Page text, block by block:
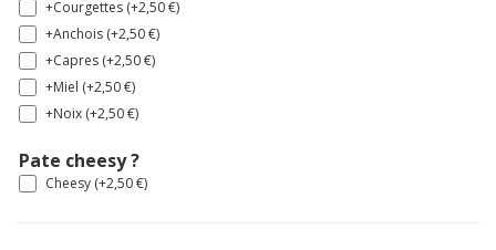
+Courgettes (+2,50€)
+Anchois (+2,50€)
+Capres (+2,50€)
+Miel (+2,50€)
+Noix (+2,50€)
Pate cheesy ?
Cheesy (+2,50€)